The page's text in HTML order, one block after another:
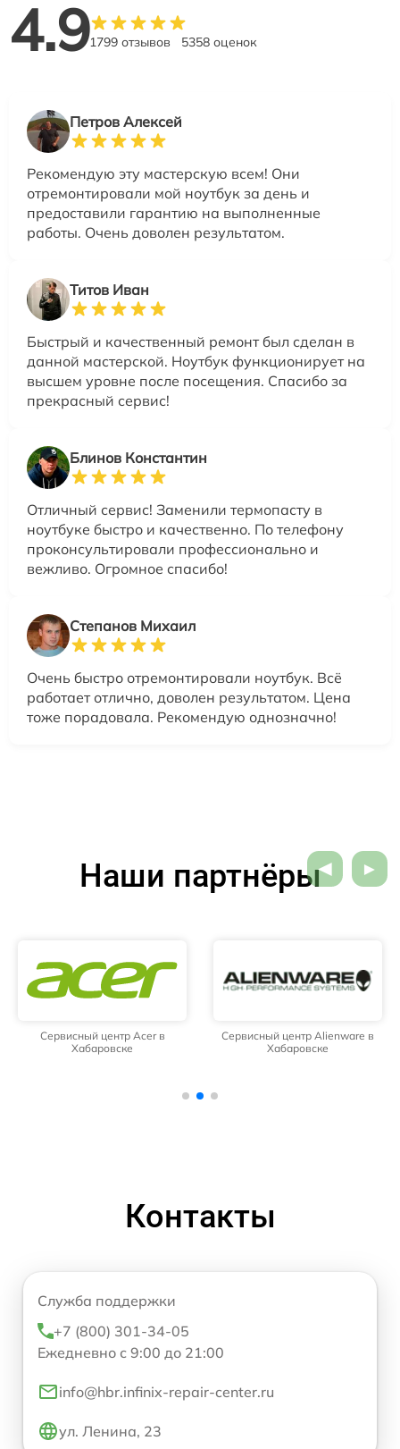
4.91799 отзывов 5358 оценок
Петров Алексей
Рекомендую эту мастерскую всем! Они
отремонтировали мой ноутбук за день и
предоставили гарантию на выполненные
работы. Очень доволен результатом.
Титов Иван
Быстрый и качественный ремонт был сделан в
данной мастерской. Ноутбук функционирует на
высшем уровне после посещения. Спасибо за
прекрасный сервис!
Блинов Константин
Отличный сервис! Заменили термопасту в
ноутбуке быстро и качественно. По телефону
проконсультировали профессионально и
вежливо. Огромное спасибо!
Степанов Михаил
Очень быстро отремонтировали ноутбук. Всё
работает отлично, доволен результатом. Цена
тоже порадовала. Рекомендую однозначно!
Наши партнёры
Сервисный центр Acer в
Хабаровске
Сервисный центр Alienware в
Хабаровске
Контакты
Служба поддержки
+7 (800) 301-34-05
Ежедневно с 9:00 до 21:00
info@hbr.infinix-repair-center.ru
ул. Ленина, 23